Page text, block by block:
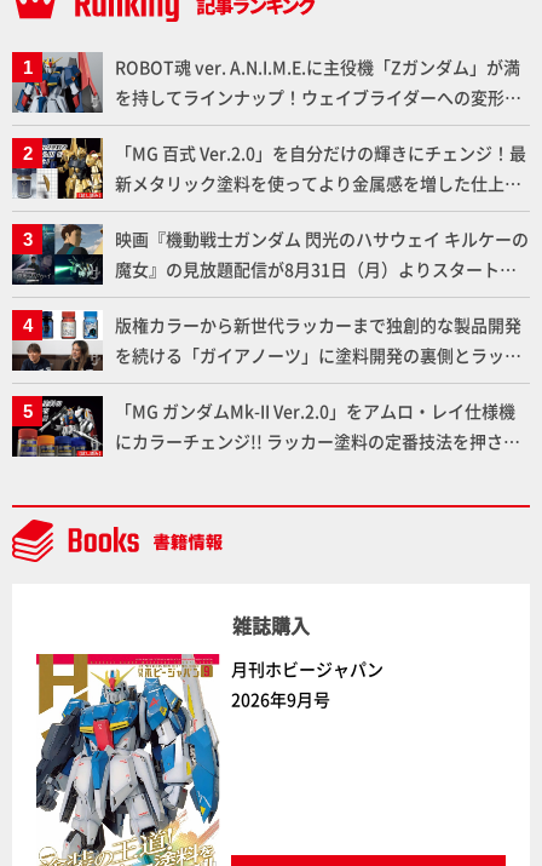
ROBOT魂 ver. A.N.I.M.E.に主役機「Zガンダム」が満
を持してラインナップ！ウェイブライダーへの変形、
劇中どおりのプロポーションを再現【機動戦士Zガン
ダム】
「MG 百式 Ver.2.0」を自分だけの輝きにチェンジ！最
新メタリック塗料を使ってより金属感を増した仕上が
りに!!【試し読み】
映画『機動戦士ガンダム 閃光のハサウェイ キルケーの
魔女』の見放題配信が8月31日（月）よりスタート！
Prime Videoで国内独占配信
版権カラーから新世代ラッカーまで独創的な製品開発
を続ける「ガイアノーツ」に塗料開発の裏側とラッカ
ー塗料の未来についてインタビュー！
「MG ガンダムMk-II Ver.2.0」をアムロ・レイ仕様機
にカラーチェンジ!! ラッカー塗料の定番技法を押さえ
雑誌購入
月刊ホビージャパン
2026年9月号